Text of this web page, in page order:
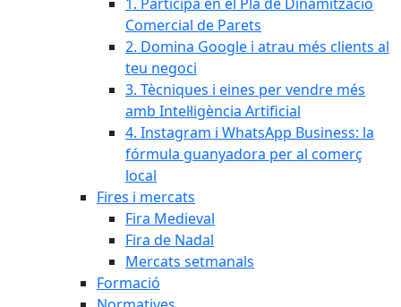
Comercial de Parets
2. Domina Google i atrau més clients al
teu negoci
3. Tècniques i eines per vendre més
amb Intel·ligència Artificial
4. Instagram i WhatsApp Business: la
fórmula guanyadora per al comerç
local
Fires i mercats
Fira Medieval
Fira de Nadal
Mercats setmanals
Formació